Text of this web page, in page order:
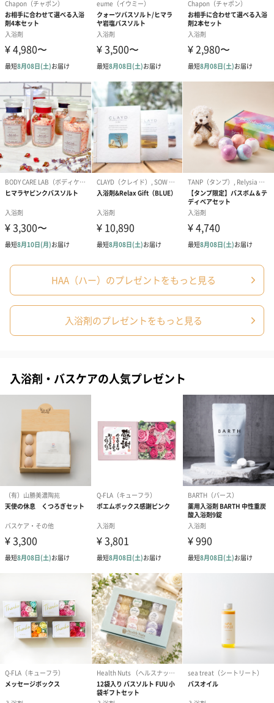
日本各地の素材や伝統を大切にした製品やサービスづくりを心が
けています。呼吸が浅くなりがちな現代社会で、「日常に、深呼
吸を届ける」をミッションに、は～っと深呼吸のある暮らしをお
届けしていきます。
商品詳細情報
パッケージ外
装
直方体化粧箱
パッケージ内
同梱物
パンフレット
パッケージ外
縦19cm×横28.4cm×高さ3.6cm
全体重量
成分
セスキ炭酸Na※、ホウ酸※、酸化チタン、別府温泉精
アクリル酸Na、ポリアクリル酸、ベントナイト、ステ
アリン酸PEG、BG
※は「有効成分」、無表示は「その他の成分」
日本
内容量
1箱（60g×10袋入り）
使用上の注意
・浴湯200Lに対し約30gから60gを入れ、よくかき混
・風呂釜を傷めるイオウは含んでいません。
・天然の大理石を使用した浴そうは、表面の光沢を失
ったり、変色を起こしたりすることがありますのでお
避けください。
・木製の浴そうの場合、にごり成分が付着して取りに
くくなる場合がありますので、使用をお避けくださ
・ろ過機能を持つ24時間風呂につきましては、にごり
成分がろ過装置に付着し、ろ過機能を低下させるおそ
れがありますので、ご使用はお避けください。
・残り湯は洗濯に使えますが、柔軟仕上げ剤との併用
やおろしたての衣類の洗濯にはお使いにならないでく
ださい。又、つけおきはせず、すすぎは清水をお使い
ください。
賞味期限／消
限
商品オプション情報
HAA（ハー）のプレゼントをもっと見る
入浴剤のプレゼントをもっと見る
入浴剤・バスケアの人気プレゼント